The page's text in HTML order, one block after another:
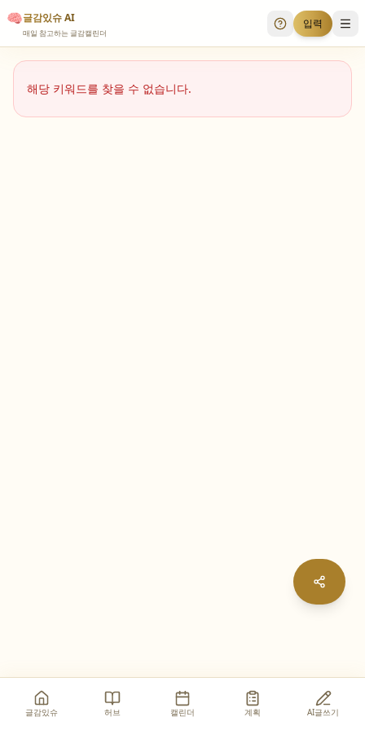
🧠글감있슈 AI
매일 참고하는 글감캘린더 투표 안내
입력 메
해당 키워드를 찾을 수 없습니다.
글감있슈 허브 캘린더 계획 AI글쓰기